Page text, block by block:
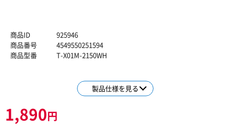
商品ID
925946
商品番号
4549550251594
商品型番
T-X01M-2150WH
製品仕様を見る
1,890円